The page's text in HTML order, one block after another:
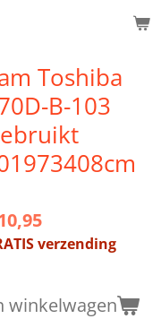
Toshiba
B-103
verzending
winkelwagen